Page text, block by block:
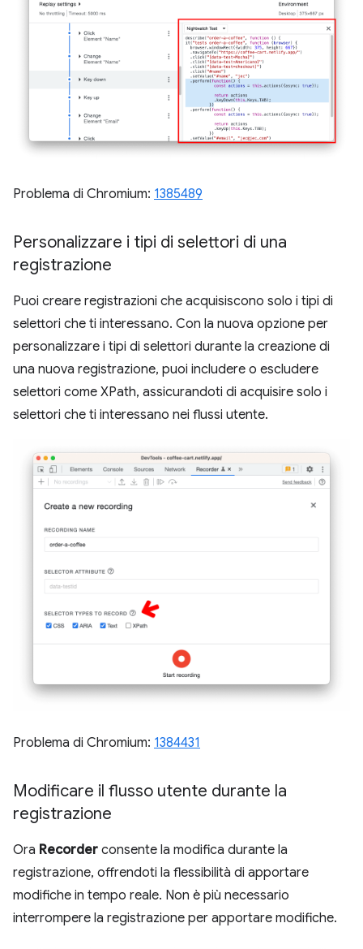
Problema di Chromium: 1385489
Personalizzare i tipi di selettori di una
registrazione
Puoi creare registrazioni che acquisiscono solo i tipi di
selettori che ti interessano. Con la nuova opzione per
personalizzare i tipi di selettori durante la creazione di
una nuova registrazione, puoi includere o escludere
selettori come XPath, assicurandoti di acquisire solo i
selettori che ti interessano nei flussi utente.
Problema di Chromium: 1384431
Modificare il flusso utente durante la
registrazione
Ora Recorder consente la modifica durante la
registrazione, offrendoti la flessibilità di apportare
modifiche in tempo reale. Non è più necessario
interrompere la registrazione per apportare modifiche.